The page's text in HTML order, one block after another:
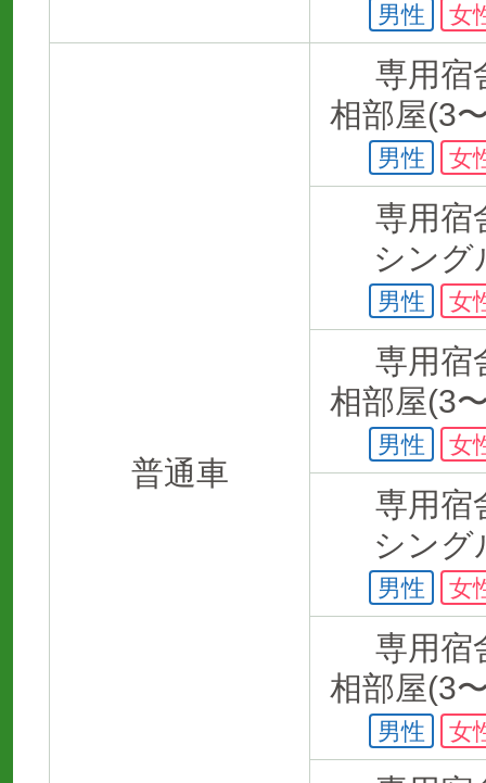
男性 女
普通車
専用宿
相部屋(3
男性 女
専用宿
シング
男性 女
専用宿
相部屋(3
男性 女
専用宿
シング
男性 女
専用宿
相部屋(3
男性 女